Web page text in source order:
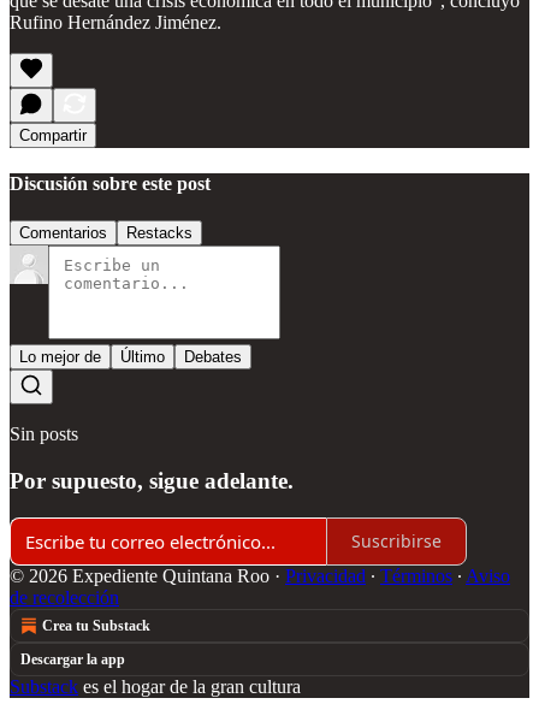
Rufino Hernández Jiménez.
Compartir
Discusión sobre este post
Comentarios Restacks
Lo mejor de Último Debates
Sin posts
Por supuesto, sigue adelante.
Suscribirse
© 2026 Expediente Quintana Roo · Privacidad ∙ Términos ∙ Aviso
de recolección
Crea tu Substack
Descargar la app
Substack es el hogar de la gran cultura